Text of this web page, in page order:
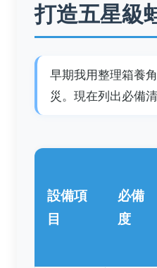
打造五星級
早期我用整理箱養
災。現在列出必備
設備項
目
必備
度